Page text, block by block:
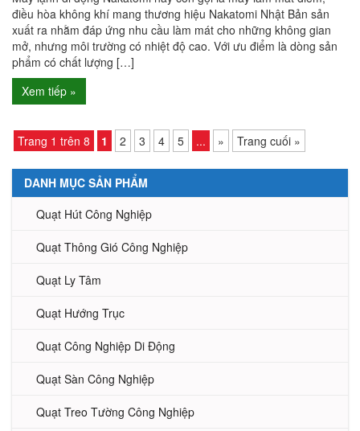
DANH MỤC SẢN PHẨM
Quạt Hút Công Nghiệp
Quạt Thông Gió Công Nghiệp
Quạt Ly Tâm
Quạt Hướng Trục
Quạt Công Nghiệp Di Động
Quạt Sàn Công Nghiệp
Quạt Treo Tường Công Nghiệp
điều hòa không khí mang thương hiệu Nakatomi Nhật Bản sản
xuất ra nhằm đáp ứng nhu cầu làm mát cho những không gian
mở, nhưng môi trường có nhiệt độ cao. Với ưu điểm là dòng sản
phẩm có chất lượng […]
Xem tiếp »
Trang 1 trên 8 1 2 3 4 5 ... » Trang cuối »